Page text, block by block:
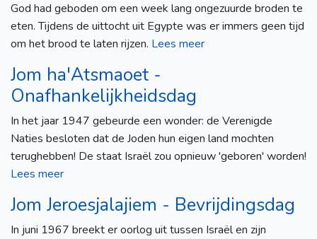
God had geboden om een week lang ongezuurde broden te
eten. Tijdens de uittocht uit Egypte was er immers geen tijd
om het brood te laten rijzen. Lees meer
Jom ha'Atsmaoet -
Onafhankelijkheidsdag
In het jaar 1947 gebeurde een wonder: de Verenigde
Naties besloten dat de Joden hun eigen land mochten
terughebben! De staat Israël zou opnieuw 'geboren' worden!
Lees meer
Jom Jeroesjalajiem - Bevrijdingsdag
In juni 1967 breekt er oorlog uit tussen Israël en zijn